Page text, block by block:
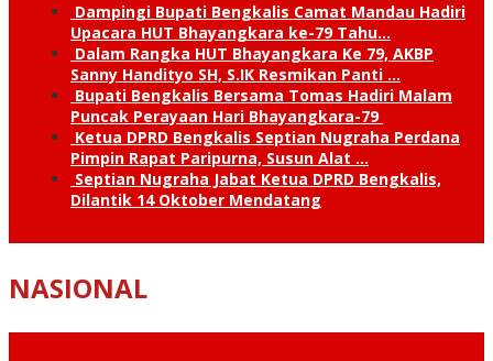
Dampingi Bupati Bengkalis Camat Mandau Hadiri
Upacara HUT Bhayangkara ke-79 Tahu…
Dalam Rangka HUT Bhayangkara Ke 79, AKBP
Sanny Handityo SH, S.IK Resmikan Panti …
Bupati Bengkalis Bersama Tomas Hadiri Malam
Puncak Perayaan Hari Bhayangkara-79
Ketua DPRD Bengkalis Septian Nugraha Perdana
Pimpin Rapat Paripurna, Susun Alat …
Septian Nugraha Jabat Ketua DPRD Bengkalis,
Dilantik 14 Oktober Mendatang
NASIONAL